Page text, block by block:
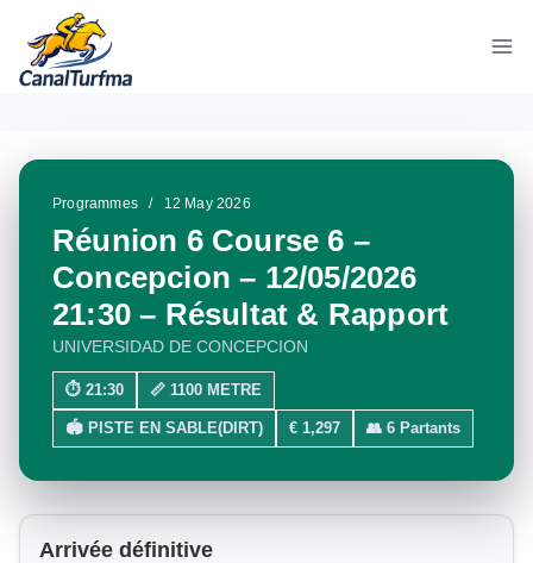
contenu
Programmes / 12 May 2026
Réunion 6 Course 6 –
Concepcion – 12/05/2026
21:30 – Résultat & Rapport
UNIVERSIDAD DE CONCEPCION
⏱ 21:30 📏 1100 METRE
🏟 PISTE EN SABLE(DIRT) € 1,297 👥 6 Partants
Arrivée définitive